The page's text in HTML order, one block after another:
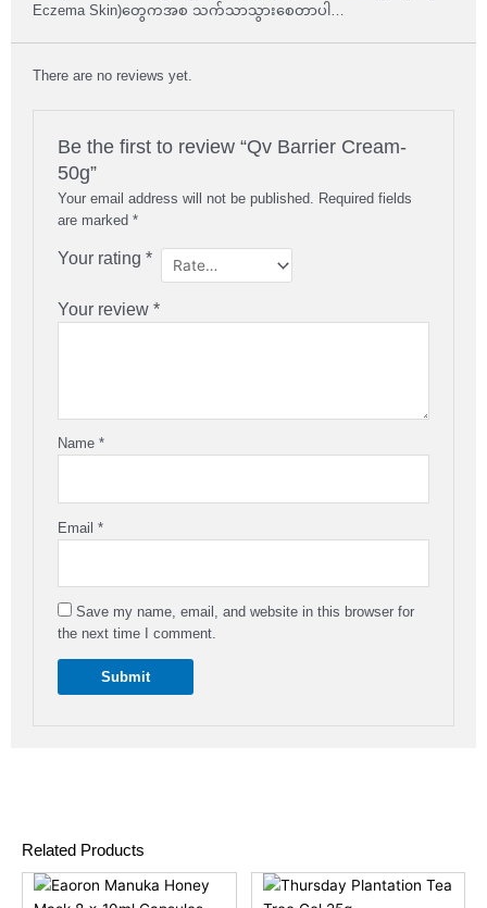
Eczema Skin)တွေကအစ သက်သာသွားစေတာပါ…
There are no reviews yet.
Be the first to review “Qv Barrier Cream-
50g”
Your email address will not be published. Required fields
are marked *
Your rating *
Your review *
Name *
Email *
Save my name, email, and website in this browser for
the next time I comment.
Related Products
This
Original
price
Current